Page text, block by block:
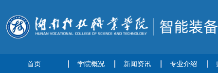
首页 学院概况 新闻资讯 专业介绍